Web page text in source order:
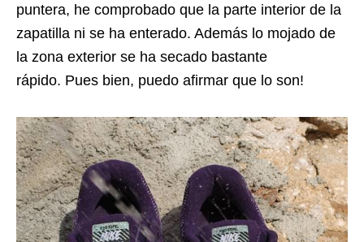
puntera, he comprobado que la parte interior de la
zapatilla ni se ha enterado. Además lo mojado de
la zona exterior se ha secado bastante
rápido. Pues bien, puedo afirmar que lo son!